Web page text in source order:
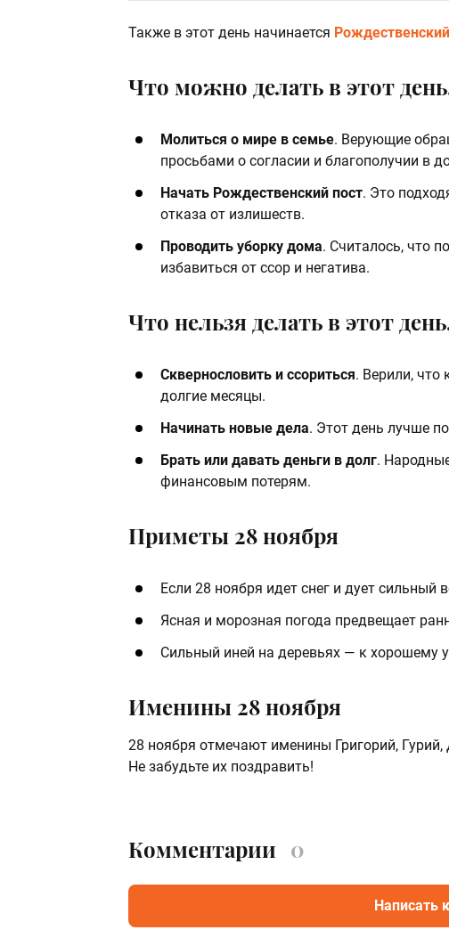
Также в этот день начинается
Что можно делать в этот
Молиться о мире в семье. Верующие
просьбами о согласии и благополучии в
Начать Рождественский пост. Это
отказа от излишеств.
Проводить уборку дома. Считалось, что
избавиться от ссор и негатива.
Что нельзя делать в этот
Сквернословить и ссориться. Верили, что
долгие месяцы.
Начинать новые дела. Этот день лучше
Брать или давать деньги в долг.
финансовым потерям.
Приметы 28 ноября
Если 28 ноября идет снег и дует сильный
Ясная и морозная погода предвещает
Сильный иней на деревьях — к хорошему
Именины 28 ноября
28 ноября отмечают именины Григорий,
Не забудьте их поздравить!
Комментарии 0
Написать